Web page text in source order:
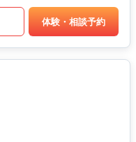
体験・相談予約